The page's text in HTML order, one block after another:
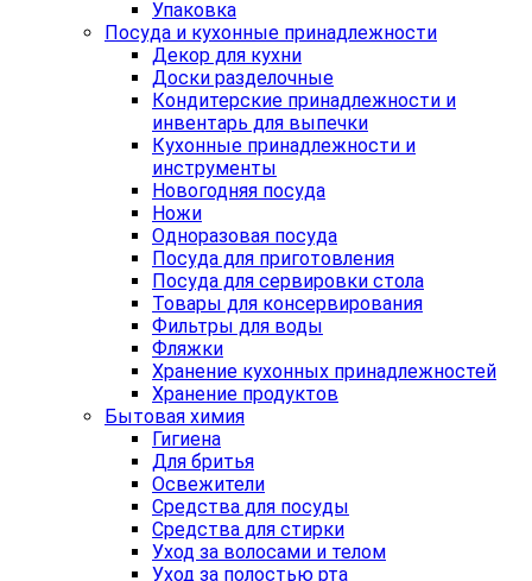
Упаковка
Посуда и кухонные принадлежности
Декор для кухни
Доски разделочные
Кондитерские принадлежности и
инвентарь для выпечки
Кухонные принадлежности и
инструменты
Новогодняя посуда
Ножи
Одноразовая посуда
Посуда для приготовления
Посуда для сервировки стола
Товары для консервирования
Фильтры для воды
Фляжки
Хранение кухонных принадлежностей
Хранение продуктов
Бытовая химия
Гигиена
Для бритья
Освежители
Средства для посуды
Средства для стирки
Уход за волосами и телом
Уход за полостью рта